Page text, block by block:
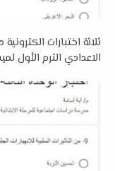
ثلاثة اختبارات
الاعدادي الترم الأول